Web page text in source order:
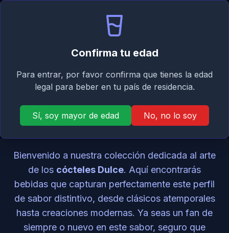
Confirma tu edad
Para entrar, por favor confirma que tienes la edad
legal para beber en tu país de residencia.
Sí, soy mayor de edad No, no lo soy
ES
Recetas de cócteles
Dulce por perfil de
sabor
Bienvenido a nuestra colección dedicada al arte
de los cócteles Dulce. Aquí encontrarás
bebidas que capturan perfectamente este perfil
de sabor distintivo, desde clásicos atemporales
hasta creaciones modernas. Ya seas un fan de
siempre o nuevo en este sabor, seguro que